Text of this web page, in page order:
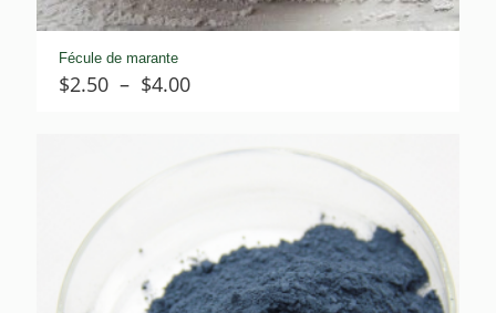
Fécule de marante
$2.50 – $4.00Plage
$2.50